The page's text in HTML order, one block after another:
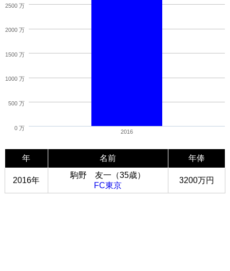
2016
0 万
500 万
1000 万
1500 万
2000 万
2500 万
年 名前 年俸
2016年
駒野 友一（35歳）
FC東京
3200万円